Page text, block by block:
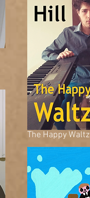
The Happy Waltz